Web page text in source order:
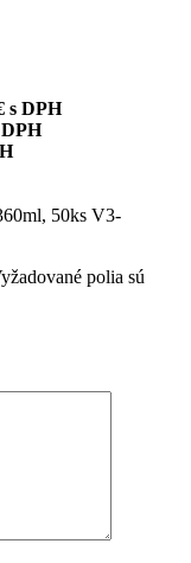
s DPH
DPH
50ks V3-
polia sú